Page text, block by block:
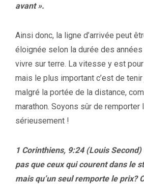
avant ».
Ainsi donc, la ligne d’arrivée peut
éloignée selon la durée des
vivre sur terre. La vitesse y est
mais le plus important c’est de tenir
malgré la portée de la distance,
marathon. Soyons sûr de remporter
sérieusement !
1 Corinthiens, 9:24 (Louis Second)
pas que ceux qui courent dans le
mais qu’un seul remporte le prix?